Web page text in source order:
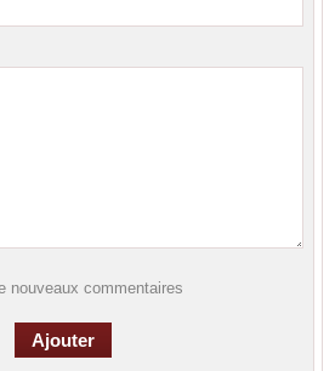
nouveaux commentaires